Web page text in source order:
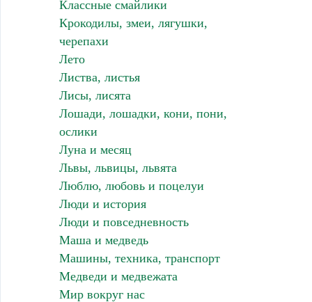
Классные смайлики
Крокодилы, змеи, лягушки,
черепахи
Лето
Листва, листья
Лисы, лисята
Лошади, лошадки, кони, пони,
ослики
Луна и месяц
Львы, львицы, львята
Люблю, любовь и поцелуи
Люди и история
Люди и повседневность
Маша и медведь
Машины, техника, транспорт
Медведи и медвежата
Мир вокруг нас